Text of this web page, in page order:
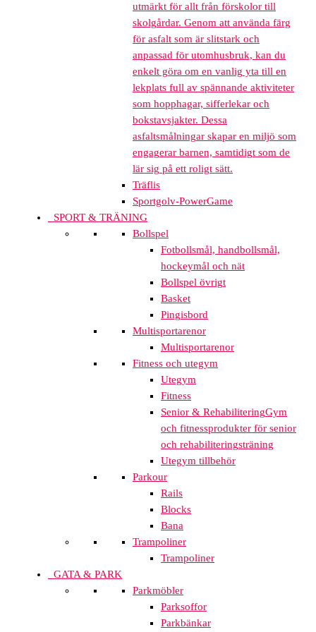
utmärkt för allt från förskolor till
skolgårdar. Genom att använda färg
för asfalt som är slitstark och
anpassad för utomhusbruk, kan du
enkelt göra om en vanlig yta till en
lekplats full av spännande aktiviteter
som hopphagar, sifferlekar och
bokstavsjakter. Dessa
asfaltsmålningar skapar en miljö som
engagerar barnen, samtidigt som de
lär sig på ett roligt sätt.
Träflis
Sportgolv-PowerGame
SPORT & TRÄNING
Bollspel
Fotbollsmål, handbollsmål,
hockeymål och nät
Bollspel övrigt
Basket
Pingisbord
Multisportarenor
Multisportarenor
Fitness och utegym
Utegym
Fitness
Senior & RehabiliteringGym
och fitnessprodukter för senior
och rehabiliteringsträning
Utegym tillbehör
Parkour
Rails
Blocks
Bana
Trampoliner
Trampoliner
GATA & PARK
Parkmöbler
Parksoffor
Parkbänkar